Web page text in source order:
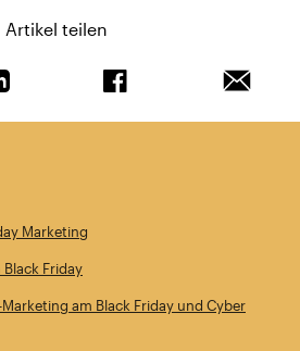
Artikel teilen
Marketing
Black Friday
Marketing am Black Friday und Cyber